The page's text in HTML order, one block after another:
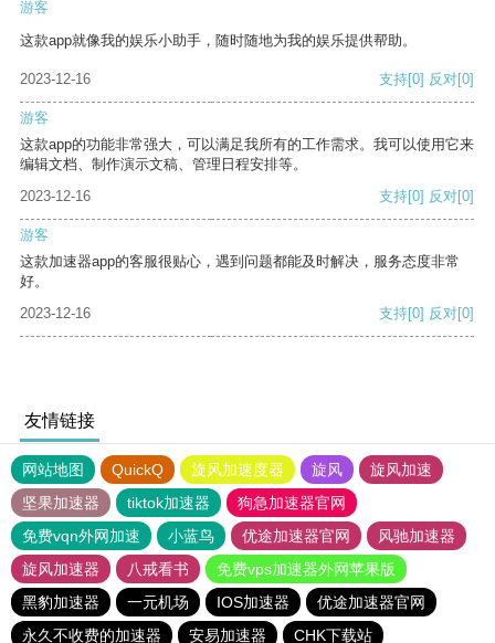
游客
这款app就像我的娱乐小助手，随时随地为我的娱乐提供帮助。
2023-12-16 支持[0] 反对[0]
游客
这款app的功能非常强大，可以满足我所有的工作需求。我可以使用它来
编辑文档、制作演示文稿、管理日程安排等。
2023-12-16
支持[0] 反对[0]
游客
这款加速器app的客服很贴心，遇到问题都能及时解决，服务态度非常
好。
2023-12-16
支持[0] 反对[0]
友情链接
网站地图 QuickQ 旋风加速度器 旋风
旋风加速
坚果加速器
tiktok加速器
狗急加速器官网
免费vqn外网加速
小蓝鸟 优途加速器官网
风驰加速器
旋风加速器
八戒看书
免费vps加速器外网苹果版
黑豹加速器
一元机场 IOS加速器
优途加速器官网
永久不收费的加速器
安易加速器 CHK下载站